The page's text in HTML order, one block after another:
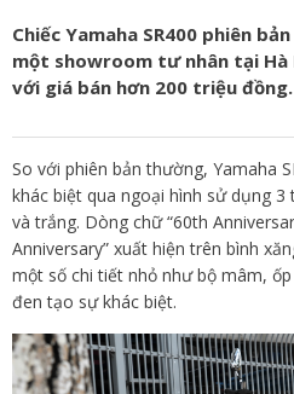
Chiếc Yamaha SR400 phiên
một showroom tư nhân tại Hà
với giá bán hơn 200 triệu đồng.
So với phiên bản thường, Yamaha
khác biệt qua ngoại hình sử dụng
và trắng. Dòng chữ “60th
Anniversary” xuất hiện trên bình
một số chi tiết nhỏ như bộ mâm,
đen tạo sự khác biệt.